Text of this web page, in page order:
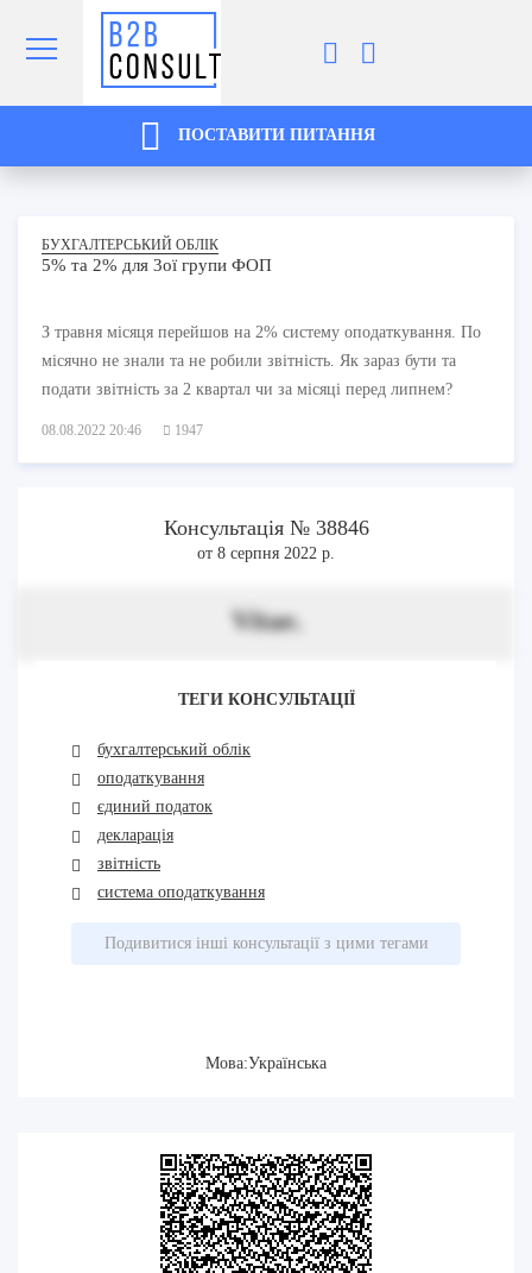
ПОСТАВИТИ ПИТАННЯ
БУХГАЛТЕРСЬКИЙ ОБЛІК
5% та 2% для 3ої групи ФОП
З травня місяця перейшов на 2% систему оподаткування. По
місячно не знали та не робили звітність. Як зараз бути та
подати звітність за 2 квартал чи за місяці перед липнем?
08.08.2022 20:46 1947
Консультація № 38846
от 8 серпня 2022 р.
Vitae.
ТЕГИ КОНСУЛЬТАЦІЇ
бухгалтерський облік
оподаткування
єдиний податок
декларація
звітність
система оподаткування
Подивитися інші консультації з цими тегами
Мова:Українська